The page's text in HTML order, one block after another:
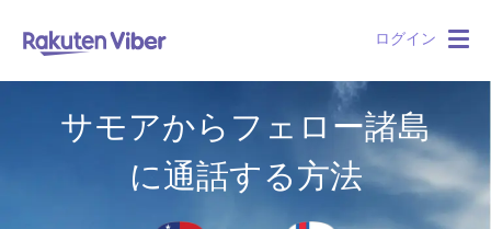
ログイン
サモアからフェロー諸島
に通話する方法